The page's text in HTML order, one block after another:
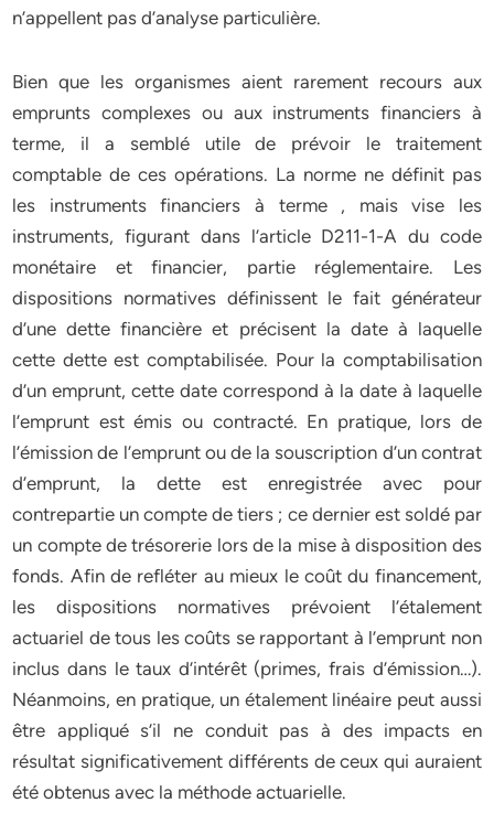
n’appellent pas d’analyse particulière.
Bien que les organismes aient rarement recours aux
emprunts complexes ou aux instruments financiers à
terme, il a semblé utile de prévoir le traitement
comptable de ces opérations. La norme ne définit pas
les instruments financiers à terme , mais vise les
instruments, figurant dans l’article D211-1-A du code
monétaire et financier, partie réglementaire. Les
dispositions normatives définissent le fait générateur
d’une dette financière et précisent la date à laquelle
cette dette est comptabilisée. Pour la comptabilisation
d’un emprunt, cette date correspond à la date à laquelle
l’emprunt est émis ou contracté. En pratique, lors de
l’émission de l’emprunt ou de la souscription d’un contrat
d’emprunt, la dette est enregistrée avec pour
contrepartie un compte de tiers ; ce dernier est soldé par
un compte de trésorerie lors de la mise à disposition des
fonds. Afin de refléter au mieux le coût du financement,
les dispositions normatives prévoient l’étalement
actuariel de tous les coûts se rapportant à l’emprunt non
inclus dans le taux d’intérêt (primes, frais d’émission…).
Néanmoins, en pratique, un étalement linéaire peut aussi
être appliqué s’il ne conduit pas à des impacts en
résultat significativement différents de ceux qui auraient
été obtenus avec la méthode actuarielle.